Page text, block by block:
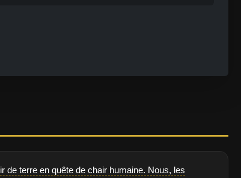
terre en quête de chair humaine. Nous, les